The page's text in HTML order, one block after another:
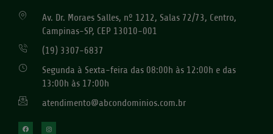
Av. Dr. Moraes Salles, nº 1212, Salas 72/73, Centro,
Campinas-SP, CEP 13010-001
(19) 3307-6837
Segunda à Sexta-feira das 08:00h às 12:00h e das
13:00h às 17:00h
atendimento@abcondominios.com.br